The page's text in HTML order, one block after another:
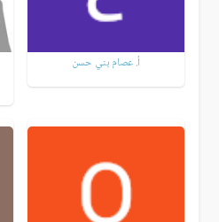
أ. عصام بني حسن